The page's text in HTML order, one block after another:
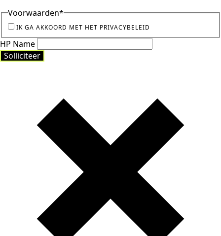
Voorwaarden*
IK GA AKKOORD MET HET PRIVACYBELEID
HP Name
Solliciteer